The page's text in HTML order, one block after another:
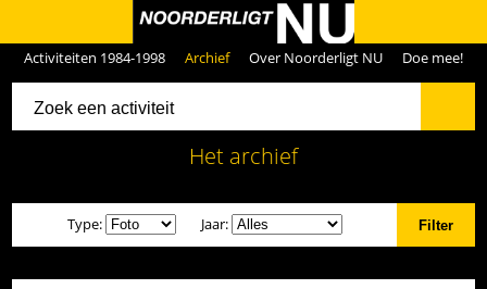
Activiteiten 1984-1998 Archief Over Noorderligt NU Doe mee!
Het archief
Type: Jaar: